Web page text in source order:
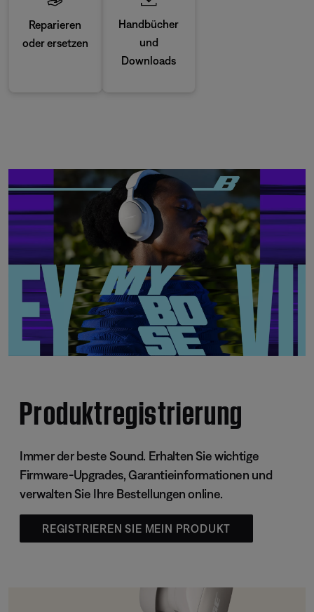
Reparieren
oder ersetzen
Handbücher
und
Downloads
Produktregistrierung
Immer der beste Sound. Erhalten Sie wichtige
Firmware-Upgrades, Garantieinformationen und
verwalten Sie Ihre Bestellungen online.
REGISTRIEREN SIE MEIN PRODUKT